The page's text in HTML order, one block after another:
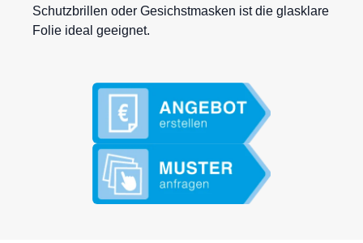
Schutzbrillen oder Gesichstmasken ist die glasklare
Folie ideal geeignet.